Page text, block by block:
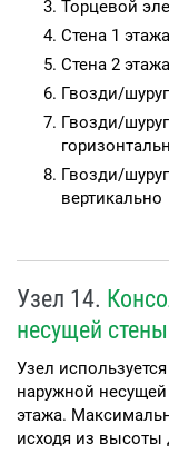
Торцевой
Стена 1 этажа
Стена 2 этажа
Гвозди/
Гвозди/
Гвозди/
вертикально
Узел 14.
несущей
Узел
наружной
этажа.
исходя из высоты